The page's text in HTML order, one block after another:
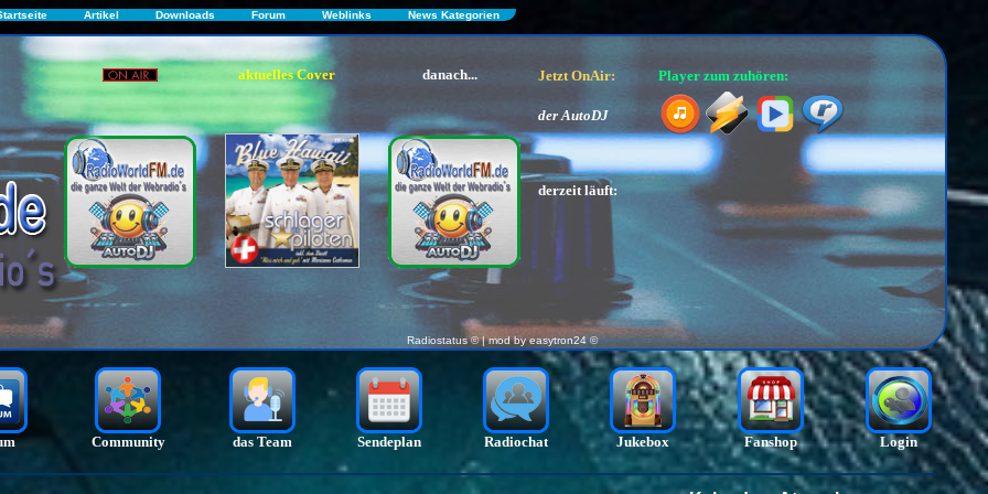
Artikel Downloads Forum Weblinks News Kategorien
aktuelles Cover danach... Jetzt OnAir: Player zum zuhören:
der AutoDJ
derzeit läuft:
Radiostatus ©| mod byeasytron24 ©
Community das Team Sendeplan Radiochat Jukebox Fanshop Login